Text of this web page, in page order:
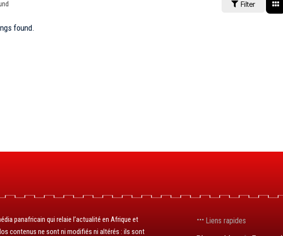
Filter
found.
panafricain qui relaie l’actualité en Afrique et
contenus ne sont ni modifiés ni altérés : ils sont
Liens rapides